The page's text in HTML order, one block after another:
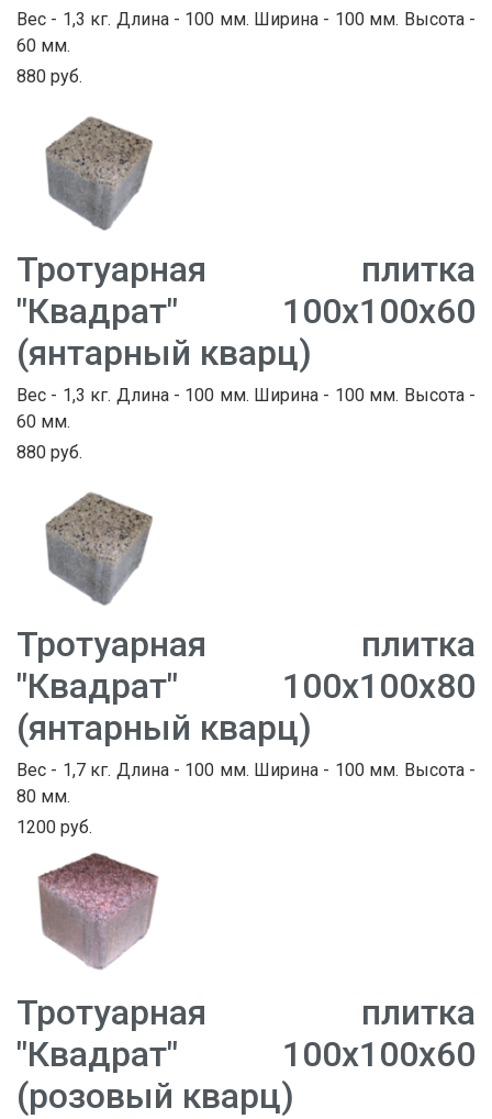
Вес - 1,3 кг. Длина - 100 мм. Ширина - 100 мм. Высота -
60 мм.
880 руб.
Тротуарная плитка
"Квадрат" 100х100х60
(янтарный кварц)
Вес - 1,3 кг. Длина - 100 мм. Ширина - 100 мм. Высота -
60 мм.
880 руб.
Тротуарная плитка
"Квадрат" 100х100х80
(янтарный кварц)
Вес - 1,7 кг. Длина - 100 мм. Ширина - 100 мм. Высота -
80 мм.
1200 руб.
Тротуарная плитка
"Квадрат" 100х100х60
(розовый кварц)